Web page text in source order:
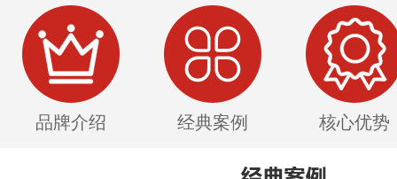
品牌介绍 经典案例 核心优势